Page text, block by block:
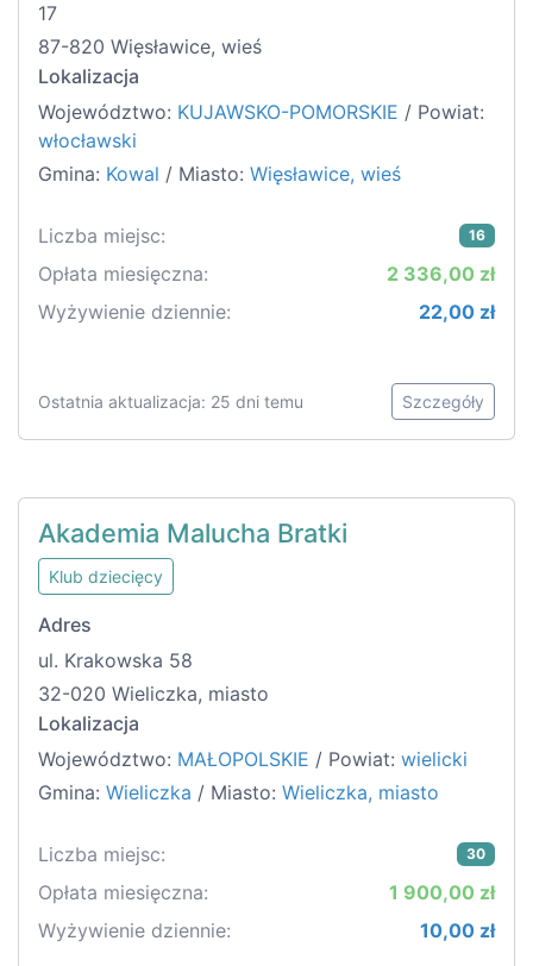
17
87-820 Więsławice, wieś
Lokalizacja
Województwo: KUJAWSKO-POMORSKIE / Powiat:
włocławski
Gmina: Kowal / Miasto: Więsławice, wieś
Liczba miejsc: 16
Opłata miesięczna:
2 336,00 zł
Wyżywienie dziennie:
22,00 zł
Ostatnia aktualizacja: 25 dni temu Szczegóły
Akademia Malucha Bratki
Klub dziecięcy
Adres
ul. Krakowska 58
32-020 Wieliczka, miasto
Lokalizacja
Województwo: MAŁOPOLSKIE / Powiat: wielicki
Gmina: Wieliczka / Miasto: Wieliczka, miasto
Liczba miejsc: 30
Opłata miesięczna:
1 900,00 zł
Wyżywienie dziennie:
10,00 zł